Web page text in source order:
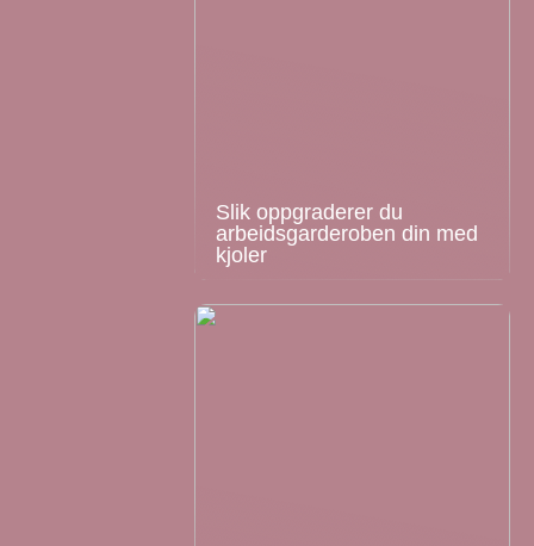
Slik oppgraderer du
arbeidsgarderoben din med
kjoler